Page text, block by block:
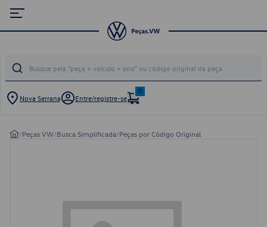
Nova Serrana Entre/registre-se
0
/Peças VW/Busca Simplificada/Peças por Código Original